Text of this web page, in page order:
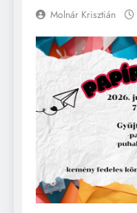
Molnár Krisztián